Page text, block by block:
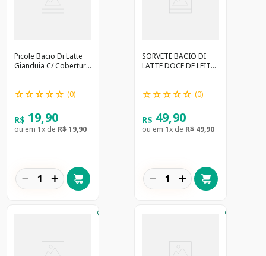
Picole Bacio Di Latte
Gianduia C/ Cobertura
☆☆☆☆☆ (0)
R$ 19,90
ou em 1x de R$19,90
＋
－
SORVETE BACIO DI
LATTE DOCE DE LEITE
☆☆☆☆☆ (0)
R$ 49,90
ou em 1x de R$ 49,90
＋
－